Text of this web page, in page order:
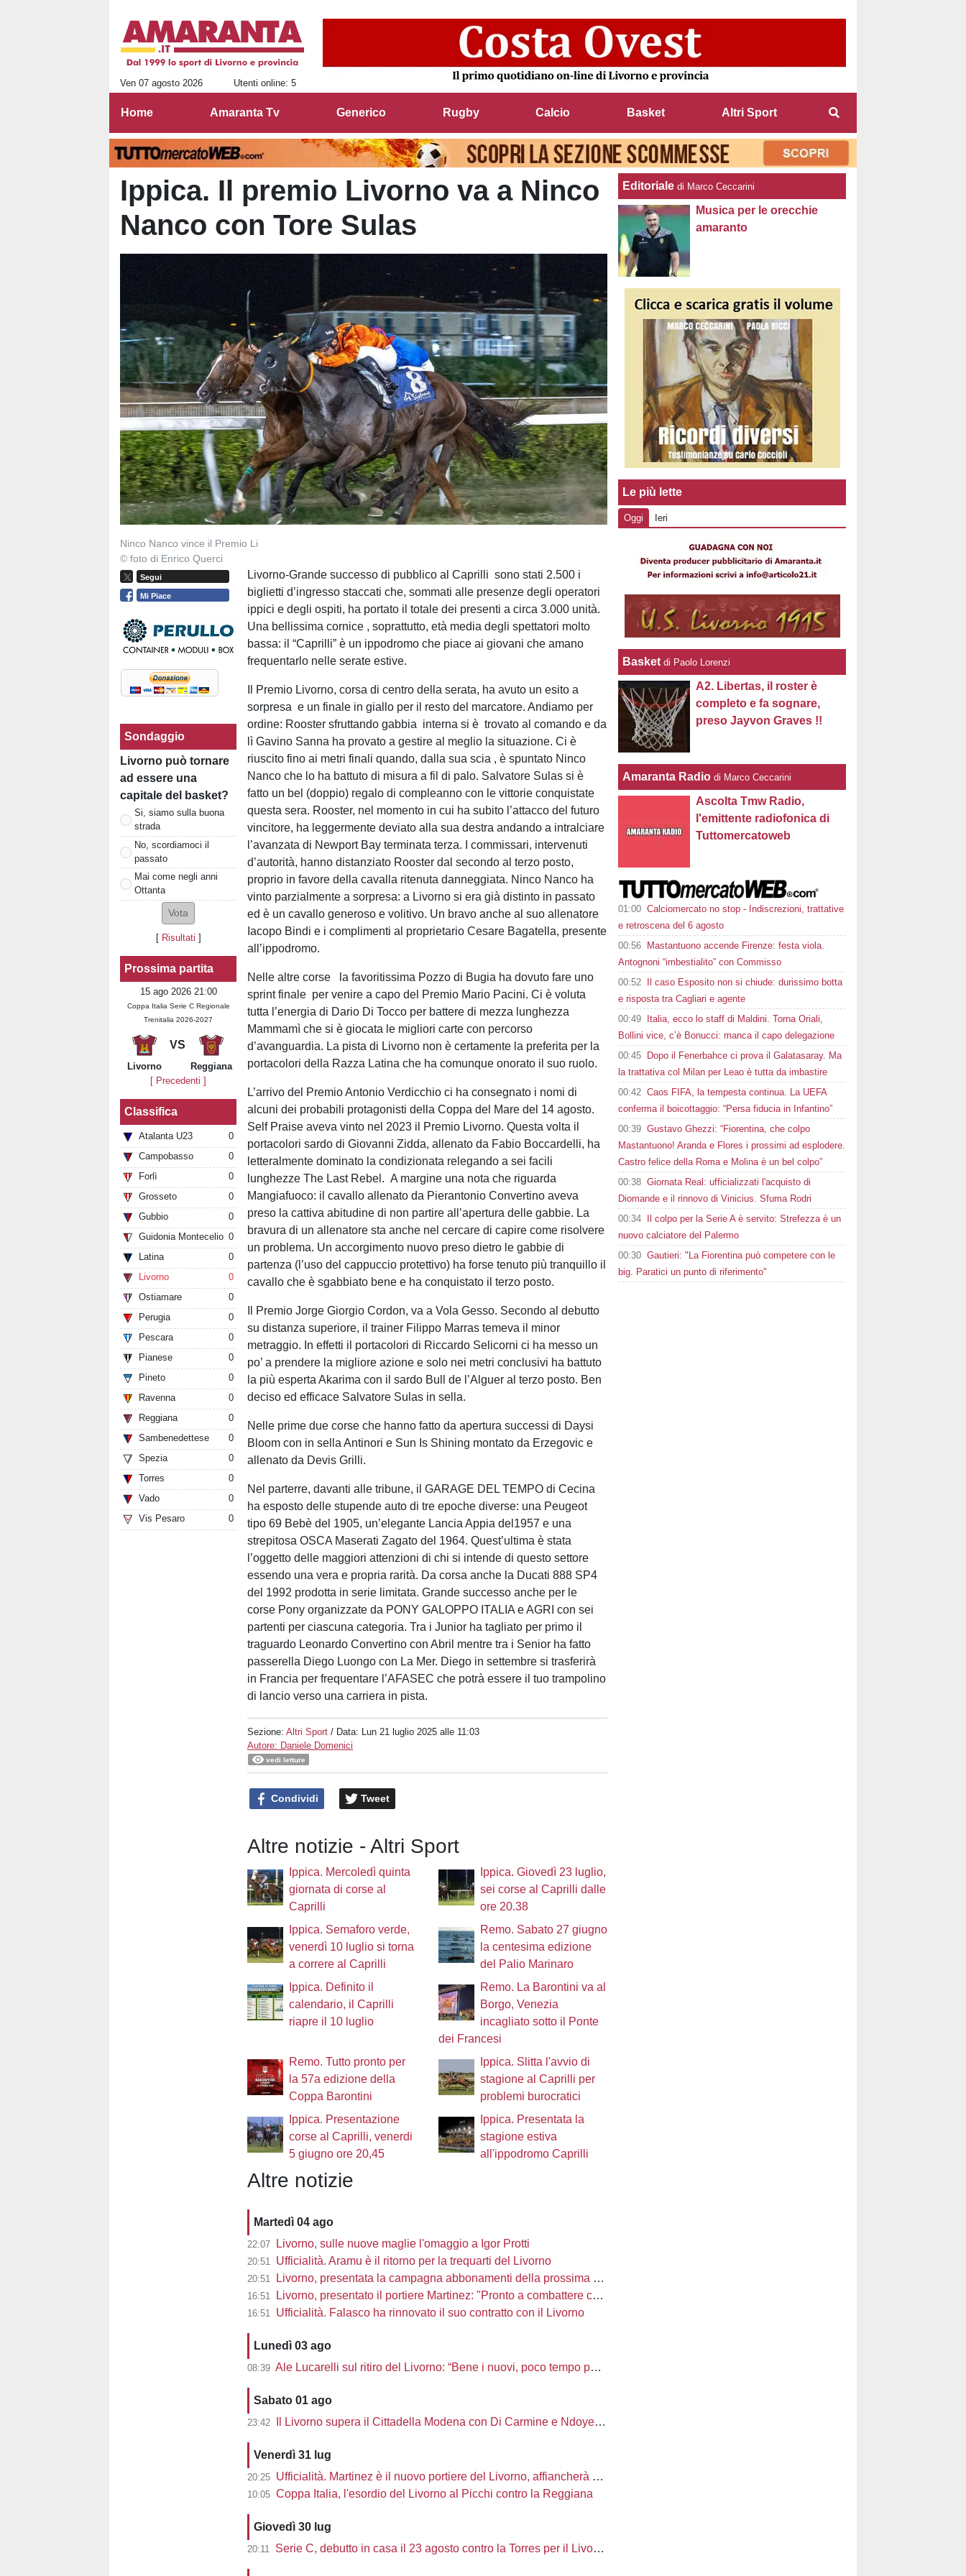
Ven 07 agosto 2026 Utenti online: 5
Home Amaranta Tv Generico Rugby Calcio Basket Altri Sport
Ippica. Il premio Livorno va a Ninco
Nanco con Tore Sulas
Ninco Nanco vince il Premio Li
© foto di Enrico Querci
Segui
Mi Piace
Sondaggio
Livorno può tornare
ad essere una
capitale del basket?
Si, siamo sulla buona
strada
No, scordiamoci il
passato
Mai come negli anni
Ottanta
[ Risultati ]
Prossima partita
15 ago 2026 21:00
Coppa Italia Serie C Regionale
Trenitalia 2026-2027
VS
Livorno
Reggiana
[ Precedenti ]
Classifica
Atalanta U23
0
Campobasso
0
Forlì
0
Grosseto
0
Gubbio
0
Guidonia Montecelio 0
Latina
0
Livorno
0
Ostiamare
0
Perugia
0
Pescara
0
Pianese
0
Pineto
0
Ravenna
0
Reggiana
0
Sambenedettese
0
Spezia
0
Torres
0
Vado
0
Vis Pesaro
0
Livorno-Grande successo di pubblico al Caprilli sono stati 2.500 i
biglietti d’ingresso staccati che, sommati alle presenze degli operatori
ippici e degli ospiti, ha portato il totale dei presenti a circa 3.000 unità.
Una bellissima cornice , soprattutto, età media degli spettatori molto
bassa: il “Caprilli” è un ippodromo che piace ai giovani che amano
frequentarlo nelle serate estive.
Il Premio Livorno, corsa di centro della serata, ha avuto un esito a
sorpresa e un finale in giallo per il resto del marcatore. Andiamo per
ordine: Rooster sfruttando gabbia interna si è trovato al comando e da
lì Gavino Sanna ha provato a gestire al meglio la situazione. Ci è
riuscito fino ai metri finali quando, dalla sua scia , è spuntato Ninco
Nanco che lo ha battuto di misura a fil di palo. Salvatore Sulas si è
fatto un bel (doppio) regalo di compleanno con le vittorie conquistate
questa sera. Rooster, nel momento in cui ha subito l’attacco del futuro
vincitore, ha leggermente deviato alla sua destra andando a intralciare
l’avanzata di Newport Bay terminata terza. I commissari, intervenuti
d’autorità, hanno distanziato Rooster dal secondo al terzo posto,
proprio in favore della cavalla ritenuta danneggiata. Ninco Nanco ha
vinto parzialmente a sorpresa: a Livorno si era già distinto in passato
ed è un cavallo generoso e volitivo. Un bravo anche al suo allenatore
Iacopo Bindi e i complimenti al proprietario Cesare Bagatella, presente
all’ippodromo.
Nelle altre corse la favoritissima Pozzo di Bugia ha dovuto fare uno
sprint finale per venire a capo del Premio Mario Pacini. Ci è voluta
tutta l’energia di Dario Di Tocco per battere di mezza lunghezza
Mammamì che si è giocata le migliori carte con percorso
d’avanguardia. La pista di Livorno non è certamente la preferita per la
portacolori della Razza Latina che ha comunque onorato il suo ruolo.
L’arrivo del Premio Antonio Verdicchio ci ha consegnato i nomi di
alcuni dei probabili protagonisti della Coppa del Mare del 14 agosto.
Self Praise aveva vinto nel 2023 il Premio Livorno. Questa volta il
portacolori sardo di Giovanni Zidda, allenato da Fabio Boccardelli, ha
letteralmente dominato la condizionata relegando a sei facili
lunghezze The Last Rebel. A margine una nota che riguarda
Mangiafuoco: il cavallo allenato da Pierantonio Convertino aveva
preso la cattiva abitudine di non partire all’apertura delle gabbie. La
bravura di un allenatore sta anche nel cercare di capire come risolvere
un problema. Un accorgimento nuovo preso dietro le gabbie di
partenza (l’uso del cappuccio protettivo) ha forse tenuto più tranquillo il
cavallo che è sgabbiato bene e ha conquistato il terzo posto.
Il Premio Jorge Giorgio Cordon, va a Vola Gesso. Secondo al debutto
su distanza superiore, il trainer Filippo Marras temeva il minor
metraggio. In effetti il portacolori di Riccardo Selicorni ci ha messo un
po’ a prendere la migliore azione e solo nei metri conclusivi ha battuto
la più esperta Akarima con il sardo Bull de l’Alguer al terzo posto. Ben
deciso ed efficace Salvatore Sulas in sella.
Nelle prime due corse che hanno fatto da apertura successi di Daysi
Bloom con in sella Antinori e Sun Is Shining montato da Erzegovic e
allenato da Devis Grilli.
Nel parterre, davanti alle tribune, il GARAGE DEL TEMPO di Cecina
ha esposto delle stupende auto di tre epoche diverse: una Peugeot
tipo 69 Bebè del 1905, un’elegante Lancia Appia del1957 e una
strepitosa OSCA Maserati Zagato del 1964. Quest’ultima è stata
l’oggetto delle maggiori attenzioni di chi si intende di questo settore
essendo una vera e propria rarità. Da corsa anche la Ducati 888 SP4
del 1992 prodotta in serie limitata. Grande successo anche per le
corse Pony organizzate da PONY GALOPPO ITALIA e AGRI con sei
partenti per ciascuna categoria. Tra i Junior ha tagliato per primo il
traguardo Leonardo Convertino con Abril mentre tra i Senior ha fatto
passerella Diego Luongo con La Mer. Diego in settembre si trasferirà
in Francia per frequentare l’AFASEC che potrà essere il tuo trampolino
di lancio verso una carriera in pista.
Sezione:Altri Sport / Data: Lun 21 luglio 2025 alle 11:03
Autore: Daniele Domenici
vedi letture
Condividi Tweet
Altre notizie - Altri Sport
Ippica. Mercoledì quinta
giornata di corse al
Caprilli
Ippica. Giovedì 23 luglio,
sei corse al Caprilli dalle
ore 20.38
Ippica. Semaforo verde,
venerdì 10 luglio si torna
a correre al Caprilli
Remo. Sabato 27 giugno
la centesima edizione
del Palio Marinaro
Ippica. Definito il
calendario, il Caprilli
riapre il 10 luglio
Remo. La Barontini va al
Borgo, Venezia
incagliato sotto il Ponte
dei Francesi
Remo. Tutto pronto per
la 57a edizione della
Coppa Barontini
Ippica. Slitta l'avvio di
stagione al Caprilli per
problemi burocratici
Ippica. Presentazione
corse al Caprilli, venerdi
5 giugno ore 20,45
Ippica. Presentata la
stagione estiva
all'ippodromo Caprilli
Altre notizie
Martedì 04 ago
22:07 Livorno, sulle nuove maglie l'omaggio a Igor Protti
20:51 Ufficialità. Aramu è il ritorno per la trequarti del Livorno
20:51 Livorno, presentata la campagna abbonamenti della prossima stagione
16:51 Livorno, presentato il portiere Martinez: "Pronto a combattere con i miei compagni"
16:51 Ufficialità. Falasco ha rinnovato il suo contratto con il Livorno
Lunedì 03 ago
08:39 Ale Lucarelli sul ritiro del Livorno: “Bene i nuovi, poco tempo per completare la rosa”
Sabato 01 ago
23:42 Il Livorno supera il Cittadella Modena con Di Carmine e Ndoye, 2 a 1
Venerdì 31 lug
20:25 Ufficialità. Martinez è il nuovo portiere del Livorno, affiancherà Ciobanu
10:05 Coppa Italia, l'esordio del Livorno al Picchi contro la Reggiana
Giovedì 30 lug
20:11 Serie C, debutto in casa il 23 agosto contro la Torres per il Livorno
Editoriale di Marco Ceccarini
Musica per le orecchie
amaranto
Le più lette
Oggi Ieri
Basket di Paolo Lorenzi
A2. Libertas, il roster è
completo e fa sognare,
preso Jayvon Graves !!
Amaranta Radio di Marco Ceccarini
Ascolta Tmw Radio,
l'emittente radiofonica di
Tuttomercatoweb
01:00 Calciomercato no stop - Indiscrezioni, trattative
e retroscena del 6 agosto
00:56
Mastantuono accende Firenze: festa viola.
Antognoni “imbestialito” con Commisso
00:52
Il caso Esposito non si chiude: durissimo botta
e risposta tra Cagliari e agente
00:49
Italia, ecco lo staff di Maldini. Torna Oriali,
Bollini vice, c’è Bonucci: manca il capo delegazione
00:45
Dopo il Fenerbahce ci prova il Galatasaray. Ma
la trattativa col Milan per Leao è tutta da imbastire
00:42 Caos FIFA, la tempesta continua. La UEFA
conferma il boicottaggio: “Persa fiducia in Infantino”
00:39 Gustavo Ghezzi: “Fiorentina, che colpo
Mastantuono! Aranda e Flores i prossimi ad esplodere.
Castro felice della Roma e Molina è un bel colpo”
00:38 Giornata Real: ufficializzati l'acquisto di
Diomande e il rinnovo di Vinicius. Sfuma Rodri
00:34
Il colpo per la Serie A è servito: Strefezza è un
nuovo calciatore del Palermo
00:30 Gautieri: "La Fiorentina può competere con le
big. Paratici un punto di riferimento"